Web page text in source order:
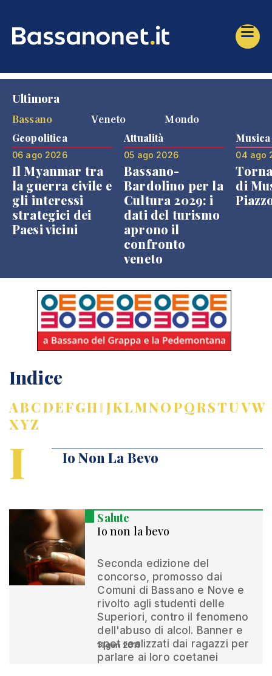
Ultimora
Bassano
Veneto Mondo
Geopolitica
06 ago 2026
Il Myanmar tra
la guerra civile e
gli interessi
strategici dei
Paesi vicini
Attualità
05 ago 2026
Bassano-
Bardolino per la
Cultura 2029: i
dati del turismo
aprono il
confronto
veneto
Musica
04 ago
di
Indice
ABCDEFGHIJKLMNOPQRSTUVW
XYZ
I Io Non La Bevo
Salute
Io non la bevo
Seconda edizione del
concorso, promosso dai
Comuni di Bassano e Nove e
rivolto agli studenti delle
Superiori, contro il fenomeno
dell'abuso di alcol. Banner e
spot realizzati dai ragazzi per
parlare ai loro coetanei
11 gen 2011